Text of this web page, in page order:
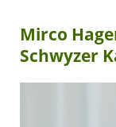
Mirco
Schwyzer